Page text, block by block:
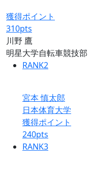
獲得ポイント
310pts
川野 鷹
明星大学自転車競技部
RANK2
宮本 慎太郎
日本体育大学
獲得ポイント
240pts
RANK3